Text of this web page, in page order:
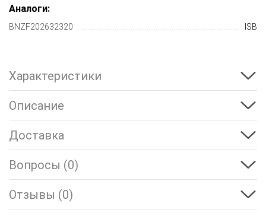
Аналоги:
BNZF202632320 ISB
Характеристики
Описание
Доставка
Вопросы (0)
Отзывы (0)